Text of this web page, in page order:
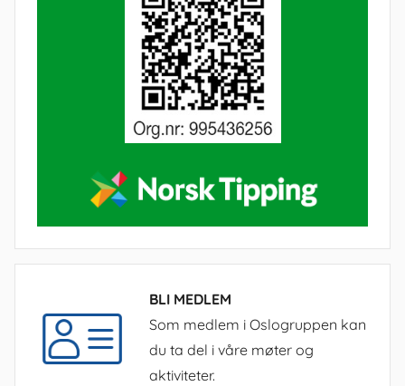
BLI MEDLEM
Som medlem i Oslogruppen kan
du ta del i våre møter og
aktiviteter.